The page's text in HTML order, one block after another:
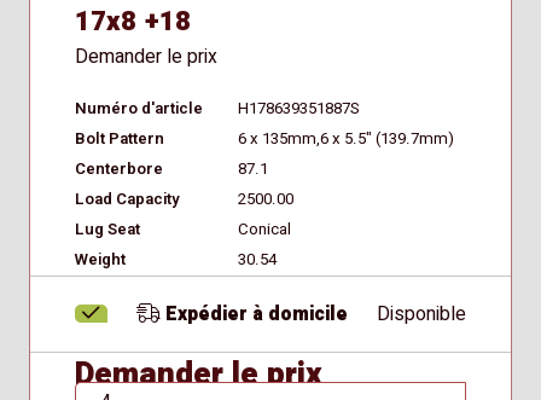
17x8 +18
Demander le prix
Numéro d'article
H178639351887S
Bolt Pattern
6 x 135mm,6 x 5.5" (139.7mm)
Centerbore
87.1
Load Capacity
2500.00
Lug Seat
Conical
Weight
30.54
Expédier à domicile Disponible
Demander le prix